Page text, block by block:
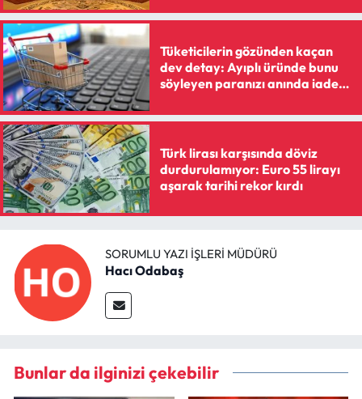
Tüketicilerin gözünden kaçan
dev detay: Ayıplı üründe bunu
söyleyen paranızı anında iade
Türk lirası karşısında döviz
durdurulamıyor: Euro 55 lirayı
aşarak tarihi rekor kırdı
SORUMLU YAZI İŞLERI MÜDÜRÜ
Hacı Odabaş
Bunlar da ilginizi çekebilir
Yerel Haberler